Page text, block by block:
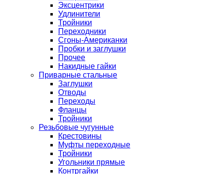
Эксцентрики
Удлинители
Тройники
Переходники
Сгоны-Американки
Пробки и заглушки
Прочее
Накидные гайки
Приварные стальные
Заглушки
Отводы
Переходы
Фланцы
Тройники
Резьбовые чугунные
Крестовины
Муфты переходные
Тройники
Угольники прямые
Контргайки